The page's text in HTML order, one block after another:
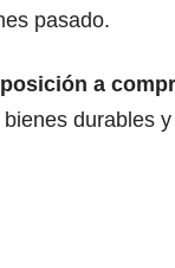
pasado.
a
durables